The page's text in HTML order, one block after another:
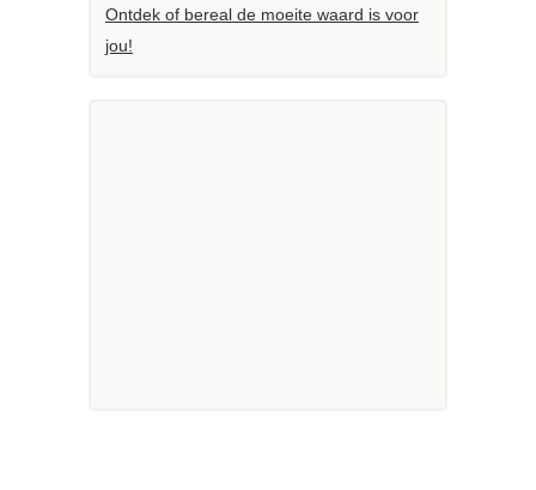
Ontdek of bereal de moeite waard is voor
jou!